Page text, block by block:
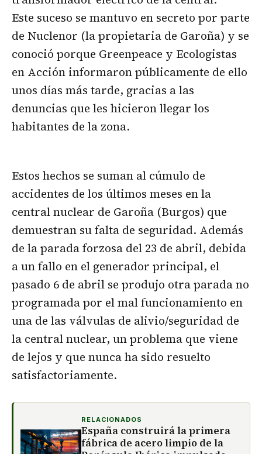
Este suceso se mantuvo en secreto por parte
de Nuclenor (la propietaria de Garoña) y se
conoció porque Greenpeace y Ecologistas
en Acción informaron públicamente de ello
unos días más tarde, gracias a las
denuncias que les hicieron llegar los
habitantes de la zona.
Estos hechos se suman al cúmulo de
accidentes de los últimos meses en la
central nuclear de Garoña (Burgos) que
demuestran su falta de seguridad. Además
de la parada forzosa del 23 de abril, debida
a un fallo en el generador principal, el
pasado 6 de abril se produjo otra parada no
programada por el mal funcionamiento en
una de las válvulas de alivio/seguridad de
la central nuclear, un problema que viene
de lejos y que nunca ha sido resuelto
satisfactoriamente.
RELACIONADOS
España construirá la primera
fábrica de acero limpio de la